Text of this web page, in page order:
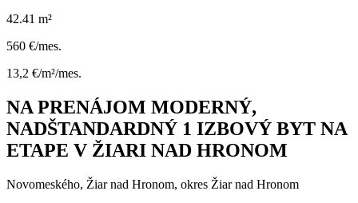
42.41 m²
560 €/mes.
13,2 €/m²/mes.
NA PRENÁJOM MODERNÝ,
NADŠTANDARDNÝ 1 IZBOVÝ BYT NA
ETAPE V ŽIARI NAD HRONOM
Novomeského, Žiar nad Hronom, okres Žiar nad Hronom